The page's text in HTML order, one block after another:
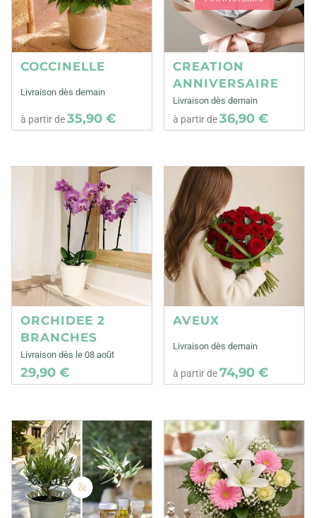
COCCINELLE
Livraison dès demain
à partir de35,90 €
CREATION
ANNIVERSAIRE
Livraison dès demain
à partir de36,90 €
ORCHIDEE 2
BRANCHES
Livraison dès le 08 août
29,90 €
AVEUX
Livraison dès demain
à partir de74,90 €